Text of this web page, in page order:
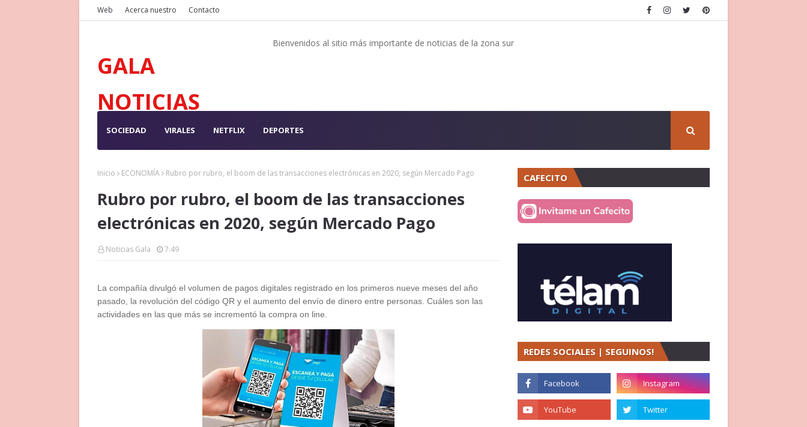
Web Acerca nuestro Contacto
GALA
NOTICIAS
Bienvenidos al sitio más importante de noticias de la zona sur
SOCIEDAD VIRALES NETFLIX DEPORTES
Inicio ECONOMÍA Rubro por rubro, el boom de las transacciones electrónicas en 2020, según Mercado Pago
Rubro por rubro, el boom de las transacciones
electrónicas en 2020, según Mercado Pago
Noticias Gala 7:49
La compañía divulgó el volumen de pagos digitales registrado en los primeros nueve meses del año
pasado, la revolución del código QR y el aumento del envío de dinero entre personas. Cuáles son las
actividades en las que más se incrementó la compra on line.
CAFECITO
REDES SOCIALES | SEGUINOS!